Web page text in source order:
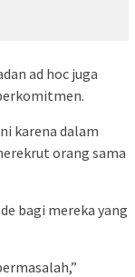
ad hoc juga
karena dalam
orang sama
bagi mereka yang